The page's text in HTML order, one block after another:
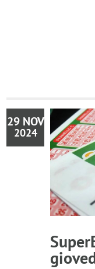
29 NOV
2024